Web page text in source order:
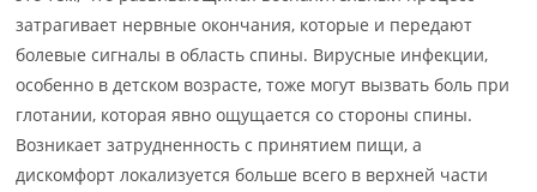
затрагивает нервные окончания, которые и передают
болевые сигналы в область спины. Вирусные инфекции,
особенно в детском возрасте, тоже могут вызвать боль при
глотании, которая явно ощущается со стороны спины.
Возникает затрудненность с принятием пищи, а
дискомфорт локализуется больше всего в верхней части